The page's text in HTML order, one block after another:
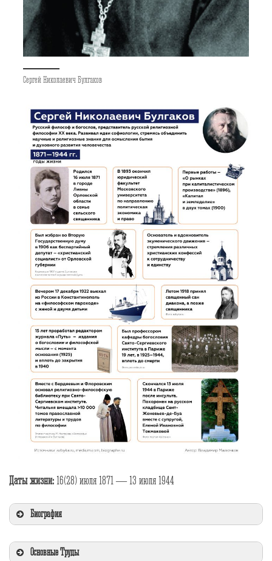
Сергей Николаевич Булгаков
Даты жизни:16(28) июля 1871 — 13 июля 1944
Биография
Основные Труды